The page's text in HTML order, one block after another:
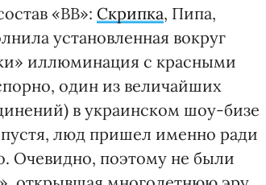
«ВВ»: Скрипка, Пипа,
установленная вокруг
иллюминация с красными
один из величайших
в украинском шоу-бизе
люд пришел именно ради
Очевидно, поэтому не были